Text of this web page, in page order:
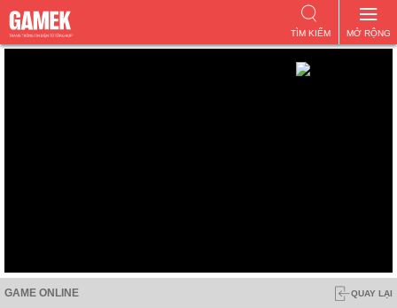
MỞ RỘNG
TÌM KIẾM
GAME ONLINE QUAY LẠI